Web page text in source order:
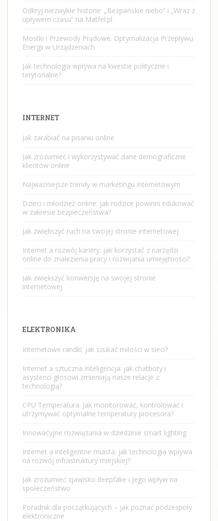
Odkryj niezwykłe historie: „Bezpańskie niebo” i „Wraz z
upływem czasu” na Matfel.pl
Mostki i Przewody Prądowe: Optymalizacja Przepływu
Energii w Urządzeniach
Jak technologia wpływa na kwestie polityczne i
terytorialne?
INTERNET
Jak zarabiać na pisaniu online
Jak zrozumieć i wykorzystywać dane demograficzne
klientów online
Najważniejsze trendy w marketingu internetowym
Dzieci i młodzież online: jak rodzice powinni edukować
w zakresie bezpieczeństwa?
Jak zwiększyć ruch na swojej stronie internetowej
Internet a rozwój kariery: jak korzystać z narzędzi
online do znalezienia pracy i rozwijania umiejętności?
Jak zwiększyć konwersję na swojej stronie
internetowej
ELEKTRONIKA
Internetowe randki: jak szukać miłości w sieci?
Internet a sztuczna inteligencja: jak chatboty i
asystenci głosowi zmieniają nasze relacje z
technologią?
CPU Temperatura: Jak monitorować, kontrolować i
utrzymywać optymalne temperatury procesora?
Innowacyjne rozwiązania w dziedzinie smart lighting
Internet a inteligentne miasta: jak technologia wpływa
na rozwój infrastruktury miejskiej?
Jak zrozumieć zjawisko deepfake i jego wpływ na
społeczeństwo
Poradnik dla początkujących – jak poznać podzespoły
elektroniczne